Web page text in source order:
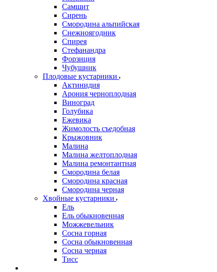
Самшит
Сирень
Смородина альпийская
Снежноягодник
Спирея
Стефанандра
Форзиция
Чубушник
Плодовые кустарники
Актинидия
Арония черноплодная
Виноград
Голубика
Ежевика
Жимолость съедобная
Крыжовник
Малина
Малина желтоплодная
Малина ремонтантная
Смородина белая
Смородина красная
Смородина черная
Хвойные кустарники
Ель
Ель обыкновенная
Можжевельник
Сосна горная
Сосна обыкновенная
Сосна черная
Тисс